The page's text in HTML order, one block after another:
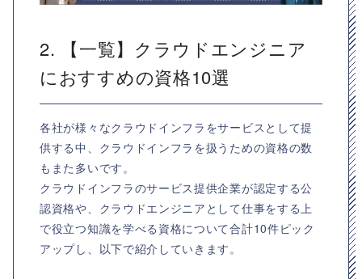
2. 【一覧】クラウドエンジニア
におすすめの資格10選
各社が様々なクラウドインフラをサービスとして提
供する中、クラウドインフラを扱うための資格の数
もまた多いです。
クラウドインフラのサービス提供企業が認定する公
認資格や、クラウドエンジニアとして仕事をする上
で役立つ知識を学べる資格について合計10件ピック
アップし、以下で紹介していきます。